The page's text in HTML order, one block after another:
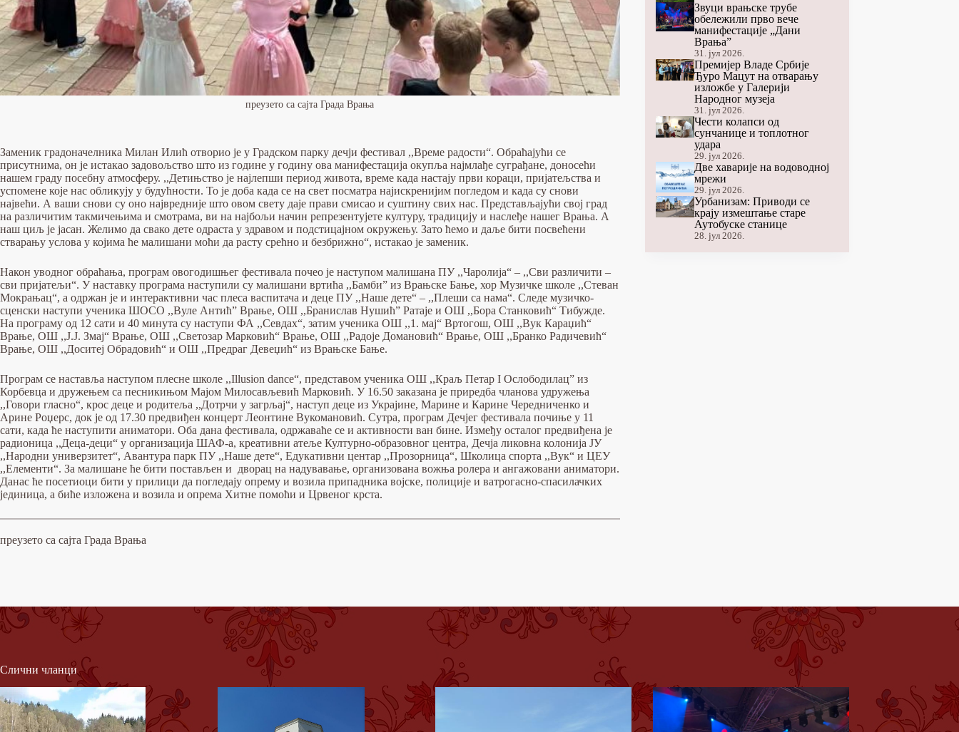
преузето са сајта Града Врања
Заменик градоначелника Милан Илић отворио је у Градском парку дечји фестивал ,,Време радости“. Обраћајући се
присутнима, он је истакао задовољство што из године у годину ова манифестација окупља најмлађе суграђане, доносећи
нашем граду посебну атмосферу. ,,Детињство је најлепши период живота, време када настају први кораци, пријатељства и
успомене које нас обликују у будућности. То је доба када се на свет посматра најискренијим погледом и када су снови
највећи. А ваши снови су оно највредније што овом свету даје прави смисао и суштину свих нас. Представљајући свој град
на различитим такмичењима и смотрама, ви на најбољи начин репрезентујете културу, традицију и наслеђе нашег Врања. А
наш циљ је јасан. Желимо да свако дете одраста у здравом и подстицајном окружењу. Зато ћемо и даље бити посвећени
стварању услова у којима ће малишани моћи да расту срећно и безбрижно“, истакао је заменик.
Након уводног обраћања, програм овогодишњег фестивала почео је наступом малишана ПУ ,,Чаролија“ – ,,Сви различити –
сви пријатељи“. У наставку програма наступили су малишани вртића ,,Бамби” из Врањске Бање, хор Музичке школе ,,Стеван
Мокрањац“, а одржан је и интерактивни час плеса васпитача и деце ПУ ,,Наше дете“ – ,,Плеши са нама“. Следе музичко-
сценски наступи ученика ШОСО ,,Вуле Антић” Врање, ОШ ,,Бранислав Нушић” Ратаје и ОШ ,,Бора Станковић“ Тибужде.
На програму од 12 сати и 40 минута су наступи ФА ,,Севдах“, затим ученика ОШ ,,1. мај“ Вртогош, ОШ ,,Вук Караџић“
Врање, ОШ ,,Ј.Ј. Змај“ Врање, ОШ ,,Светозар Марковић“ Врање, ОШ ,,Радоје Домановић“ Врање, ОШ ,,Бранко Радичевић“
Врање, ОШ ,,Доситеј Обрадовић“ и ОШ ,,Предраг Девеџић“ из Врањске Бање.
Програм се наставља наступом плесне школе ,,Illusion dance“, представом ученика ОШ ,,Краљ Петар I Ослободилац” из
Корбевца и дружењем са песникињом Мајом Милосављевић Марковић. У 16.50 заказана је приредба чланова удружења
,,Говори гласно“, крос деце и родитеља ,,Дотрчи у загрљај“, наступ деце из Украјине, Марине и Карине Чередниченко и
Арине Роџерс, док је од 17.30 предвиђен концерт Леонтине Вукомановић. Сутра, програм Дечјег фестивала почиње у 11
сати, када ће наступити аниматори. Оба дана фестивала, одржаваће се и активности ван бине. Између осталог предвиђена је
радионица ,,Деца-деци“ у организација ШАФ-а, креативни атеље Културно-образовног центра, Дечја ликовна колонија ЈУ
,,Народни универзитет“, Авантура парк ПУ ,,Наше дете“, Едукативни центар ,,Прозорница“, Школица спорта ,,Вук“ и ЦЕУ
,,Елементи“. За малишане ће бити постављен и дворац на надувавање, организована вожња ролера и ангажовани аниматори.
Данас ће посетиоци бити у прилици да погледају опрему и возила припадника војске, полиције и ватрогасно-спасилачких
јединица, а биће изложена и возила и опрема Хитне помоћи и Црвеног крста.
преузето са сајта Града Врања
Звуци врањске трубе
обележили прво вече
манифестације „Дани
Врања”
31. јул 2026.
Премијер Владе Србије
Ђуро Мацут на отварању
изложбе у Галерији
Народног музеја
31. јул 2026.
Чести колапси од
сунчанице и топлотног
удара
29. јул 2026.
Две хаварије на водоводној
мрежи
29. јул 2026.
Урбанизам: Приводи се
крају измештање старе
Аутобуске станице
28. јул 2026.
Слични чланци